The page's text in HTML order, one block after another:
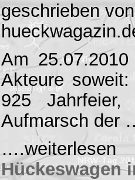
geschrieben
Am
Akteure
925
Aufmarsch der
Hückeswagen